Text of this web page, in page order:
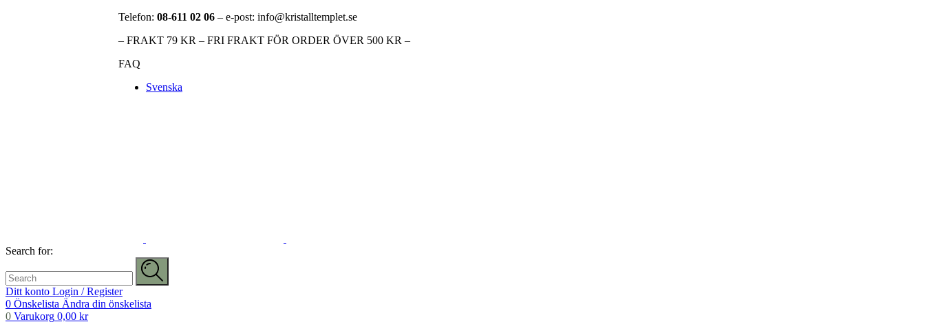
Telefon: 08-611 02 06 – e-post: info@kristalltemplet.se
– FRAKT 79 KR – FRI FRAKT FÖR ORDER ÖVER 500 KR –
FAQ
Svenska
Search for:
Ditt konto Login / Register
0 Önskelista Ändra din önskelista
0 Varukorg 0,00 kr